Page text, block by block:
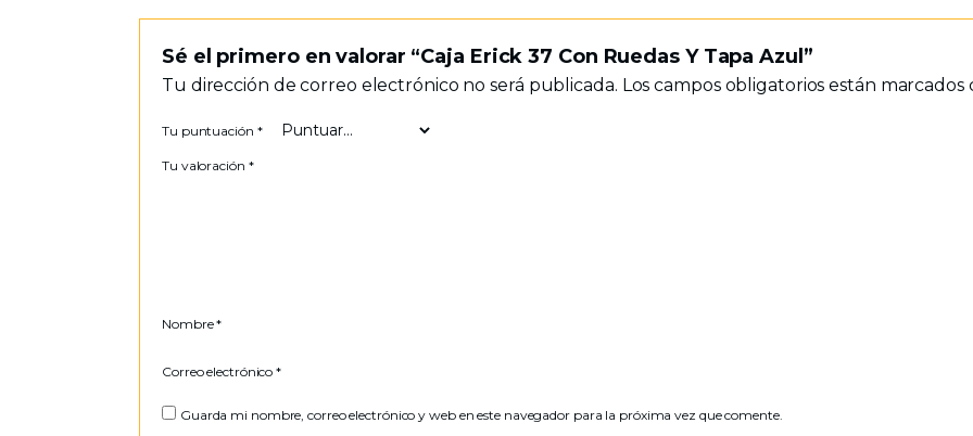
Sé el primero en valorar “Caja Erick 37 Con Ruedas Y Tapa Azul”
Tu dirección de correo electrónico no será publicada. Los campos obligatorios están marcados
Tu puntuación *
Tu valoración *
Nombre*
Correo electrónico*
Guarda mi nombre, correo electrónico y web en este navegador para la próxima vez que comente.